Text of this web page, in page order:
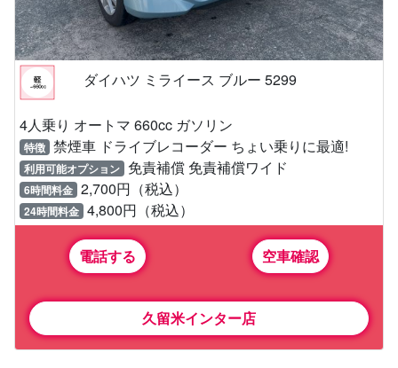
ダイハツ ミライース ブルー 5299
4人乗り オートマ 660cc ガソリン
特徴 禁煙車 ドライブレコーダー ちょい乗りに最適!
利用可能オプション 免責補償 免責補償ワイド
6時間料金 2,700円（税込）
24時間料金 4,800円（税込）
電話する 空車確認
久留米インター店